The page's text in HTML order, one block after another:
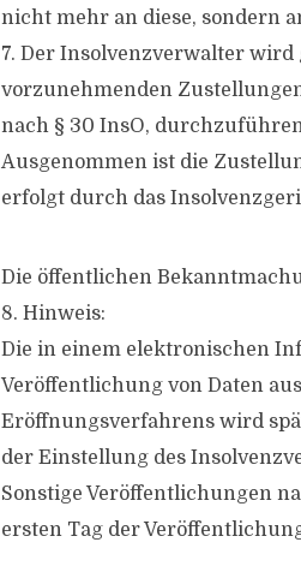
nicht mehr an diese, sondern
7. Der Insolvenzverwalter wird
vorzunehmenden
nach § 30 InsO,
Ausgenommen ist die
erfolgt durch das
Die öffentlichen
8. Hinweis:
Die in einem elektronischen
Veröffentlichung von Daten
Eröffnungsverfahrens wird
der Einstellung des
Sonstige Veröffentlichungen
ersten Tag der